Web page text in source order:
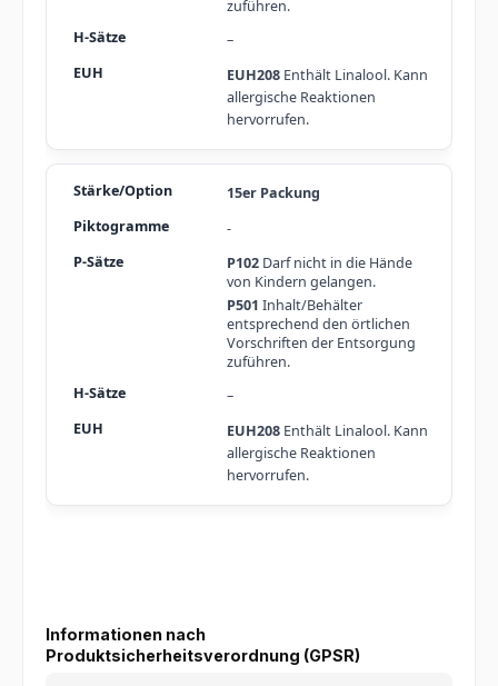
zuführen.
–
EUH208Enthält Linalool. Kann
allergische Reaktionen
hervorrufen.
15er Packung
-
P102Darf nicht in die Hände
von Kindern gelangen.
P501 Inhalt/Behälter
entsprechend den örtlichen
Vorschriften der Entsorgung
zuführen.
–
EUH208Enthält Linalool. Kann
allergische Reaktionen
hervorrufen.
Informationen nach
Produktsicherheitsverordnung (GPSR)